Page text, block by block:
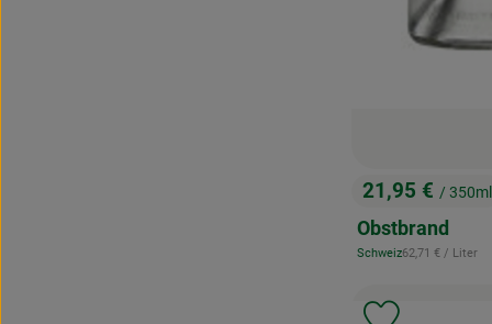
, Preis:
21,95 € / 350ml
Obstbrand
, Herkunft:
Schweiz, Referenzpreis:
62,71 € / Liter